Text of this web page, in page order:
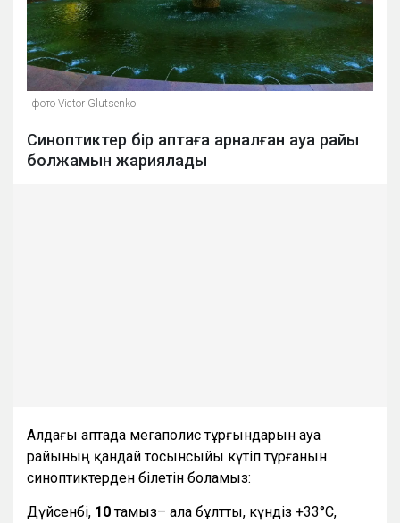
фото Victor Glutsenko
Синоптиктер бір аптаға арналған ауа райы
болжамын жариялады
Алдағы аптада мегаполис тұрғындарын ауа
райының қандай тосынсыйы күтіп тұрғанын
синоптиктерден білетін боламыз:
Дүйсенбі, 10тамыз– ала бұлтты, күндіз +33°С,